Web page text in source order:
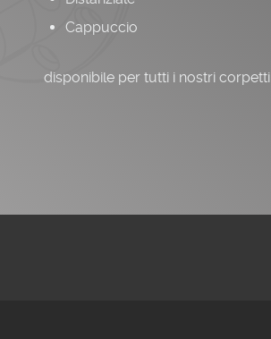
Cappuccio
disponibile per tutti i nostri corpetti